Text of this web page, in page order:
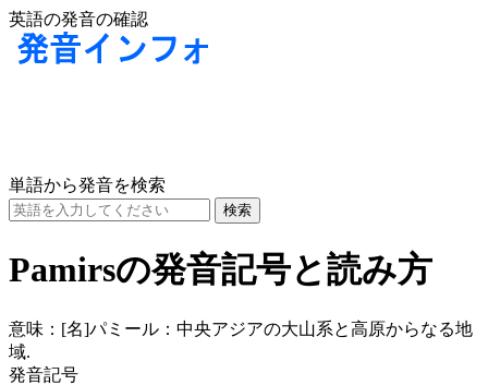
英語の発音の確認
単語から発音を検索
Pamirsの発音記号と読み方
意味： [名]パミール：中央アジアの大山系と高原からなる地
域.
発音記号